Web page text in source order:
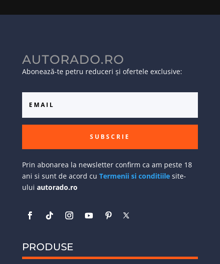
AUTORADO.RO
Abonează-te petru reduceri și ofertele exclusive:
SUBSCRIE
Prin abonarea la newsletter confirm ca am peste 18
ani si sunt de acord cu Termenii si conditiilesite-
ului autorado.ro
PRODUSE